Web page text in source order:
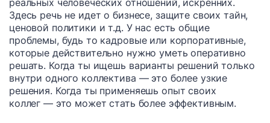
Здесь речь не идет о бизнесе, защите своих тайн,
ценовой политики и т.д. У нас есть общие
проблемы, будь то кадровые или корпоративные,
которые действительно нужно уметь оперативно
решать. Когда ты ищешь варианты решений только
внутри одного коллектива — это более узкие
решения. Когда ты применяешь опыт своих
коллег — это может стать более эффективным.